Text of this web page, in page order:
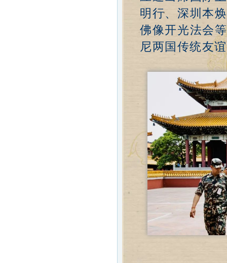
明行、深圳本
佛像开光法会
尼两国传统友